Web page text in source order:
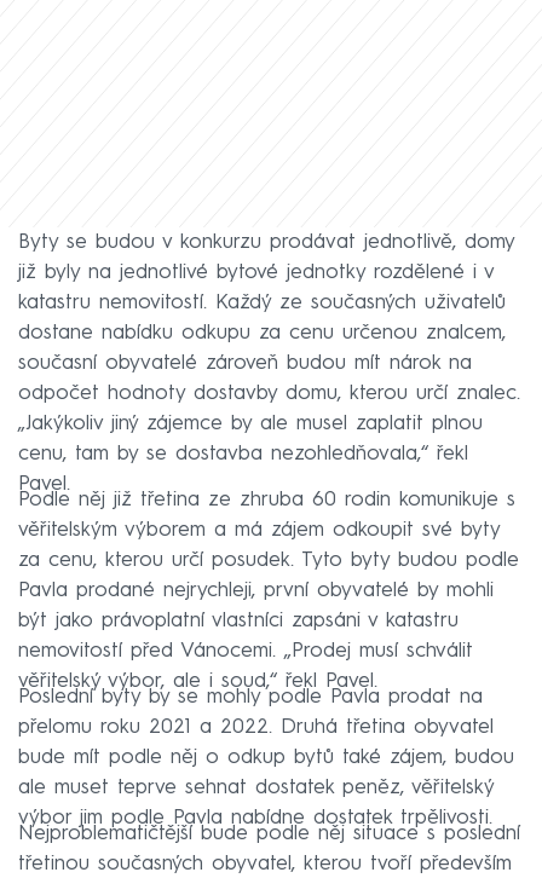
Byty se budou v konkurzu prodávat jednotlivě, domy
již byly na jednotlivé bytové jednotky rozdělené i v
katastru nemovitostí. Každý ze současných uživatelů
dostane nabídku odkupu za cenu určenou znalcem,
současní obyvatelé zároveň budou mít nárok na
odpočet hodnoty dostavby domu, kterou určí znalec.
„Jakýkoliv jiný zájemce by ale musel zaplatit plnou
cenu, tam by se dostavba nezohledňovala,“ řekl
Pavel.
Podle něj již třetina ze zhruba 60 rodin komunikuje s
věřitelským výborem a má zájem odkoupit své byty
za cenu, kterou určí posudek. Tyto byty budou podle
Pavla prodané nejrychleji, první obyvatelé by mohli
být jako právoplatní vlastníci zapsáni v katastru
nemovitostí před Vánocemi. „Prodej musí schválit
věřitelský výbor, ale i soud,“ řekl Pavel.
Poslední byty by se mohly podle Pavla prodat na
přelomu roku 2021 a 2022. Druhá třetina obyvatel
bude mít podle něj o odkup bytů také zájem, budou
ale muset teprve sehnat dostatek peněz, věřitelský
výbor jim podle Pavla nabídne dostatek trpělivosti.
Nejproblematičtější bude podle něj situace s poslední
třetinou současných obyvatel, kterou tvoří především